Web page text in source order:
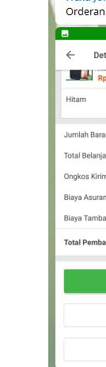
23/02/2021